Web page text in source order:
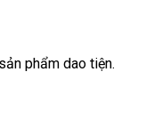
phẩm dao tiện.